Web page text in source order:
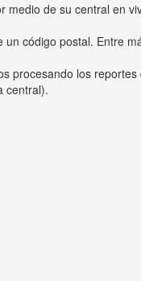
de su central en
código postal. Entre
procesando los
central).